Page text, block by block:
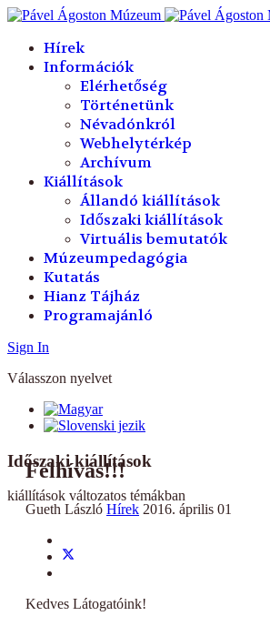
Hírek
Információk
Elérhetőség
Történetünk
Névadónkról
Webhelytérkép
Archívum
Kiállítások
Állandó kiállítások
Időszaki kiállítások
Virtuális bemutatók
Múzeumpedagógia
Kutatás
Hianz Tájház
Programajánló
Sign In
Válasszon nyelvet
Időszaki kiállítások
kiállítások változatos témákban
Felhívás!!!
Gueth László Hírek 2016. április 01
Kedves Látogatóink!
év
hónap
év
hónap